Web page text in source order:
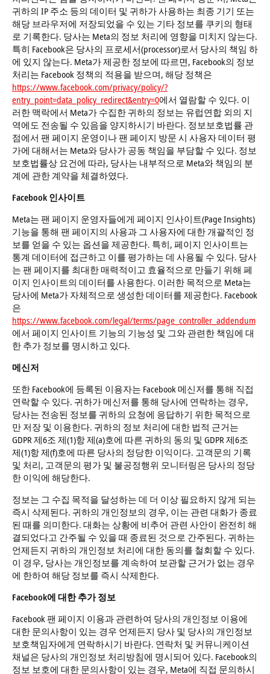
귀하의 IP 주소 등의 데이터 및 귀하가 사용하는 최종 기기 또는
해당 브라우저에 저장되었을 수 있는 기타 정보를 쿠키의 형태
로 기록한다. 당사는 Meta의 정보 처리에 영향을 미치지 않는다.
특히 Facebook은 당사의 프로세서(processor)로서 당사의 책임 하
에 있지 않는다. Meta가 제공한 정보에 따르면, Facebook의 정보
처리는 Facebook 정책의 적용을 받으며, 해당 정책은
https://www.facebook.com/privacy/policy/?
entry_point=data_policy_redirect&entry=0에서 열람할 수 있다. 이
러한 맥락에서 Meta가 수집한 귀하의 정보는 유럽연합 외의 지
역에도 전송될 수 있음을 양지하시기 바란다. 정보보호법률 관
점에서 팬 페이지 운영이나 팬 페이지 방문 시 사용자 데이터 평
가에 대해서는 Meta와 당사가 공동 책임을 부담할 수 있다. 정보
보호법률상 요건에 따라, 당사는 내부적으로 Meta와 책임의 분
계에 관한 계약을 체결하였다.
Facebook 인사이트
Meta는 팬 페이지 운영자들에게 페이지 인사이트(Page Insights)
기능을 통해 팬 페이지의 사용과 그 사용자에 대한 개괄적인 정
보를 얻을 수 있는 옵션을 제공한다. 특히, 페이지 인사이트는
통계 데이터에 접근하고 이를 평가하는 데 사용될 수 있다. 당사
는 팬 페이지를 최대한 매력적이고 효율적으로 만들기 위해 페
이지 인사이트의 데이터를 사용한다. 이러한 목적으로 Meta는
당사에 Meta가 자체적으로 생성한 데이터를 제공한다. Facebook
은
https://www.facebook.com/legal/terms/page_controller_addendum
에서 페이지 인사이트 기능의 기능성 및 그와 관련한 책임에 대
한 추가 정보를 명시하고 있다.
메신저
또한 Facebook에 등록된 이용자는 Facebook 메신저를 통해 직접
연락할 수 있다. 귀하가 메신저를 통해 당사에 연락하는 경우,
당사는 전송된 정보를 귀하의 요청에 응답하기 위한 목적으로
만 저장 및 이용한다. 귀하의 정보 처리에 대한 법적 근거는
GDPR 제6조 제(1)항 제(a)호에 따른 귀하의 동의 및 GDPR 제6조
제(1)항 제(f)호에 따른 당사의 정당한 이익이다. 고객문의 기록
및 처리, 고객문의 평가 및 불공정행위 모니터링은 당사의 정당
한 이익에 해당한다.
정보는 그 수집 목적을 달성하는 데 더 이상 필요하지 않게 되는
즉시 삭제된다. 귀하의 개인정보의 경우, 이는 관련 대화가 종료
된 때를 의미한다. 대화는 상황에 비추어 관련 사안이 완전히 해
결되었다고 간주될 수 있을 때 종료된 것으로 간주된다. 귀하는
언제든지 귀하의 개인정보 처리에 대한 동의를 철회할 수 있다.
이 경우, 당사는 개인정보를 계속하여 보관할 근거가 없는 경우
에 한하여 해당 정보를 즉시 삭제한다.
Facebook에 대한 추가 정보
Facebook 팬 페이지 이용과 관련하여 당사의 개인정보 이용에
대한 문의사항이 있는 경우 언제든지 당사 및 당사의 개인정보
보호책임자에게 연락하시기 바란다. 연락처 및 커뮤니케이션
채널은 당사의 개인정보 처리방침에 명시되어 있다. Facebook의
정보 보호에 대한 문의사항이 있는 경우, Meta에 직접 문의하시